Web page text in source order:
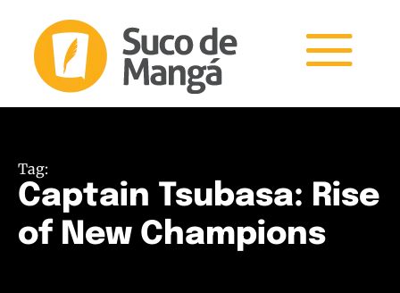
Tag:
Captain Tsubasa: Rise
of New Champions